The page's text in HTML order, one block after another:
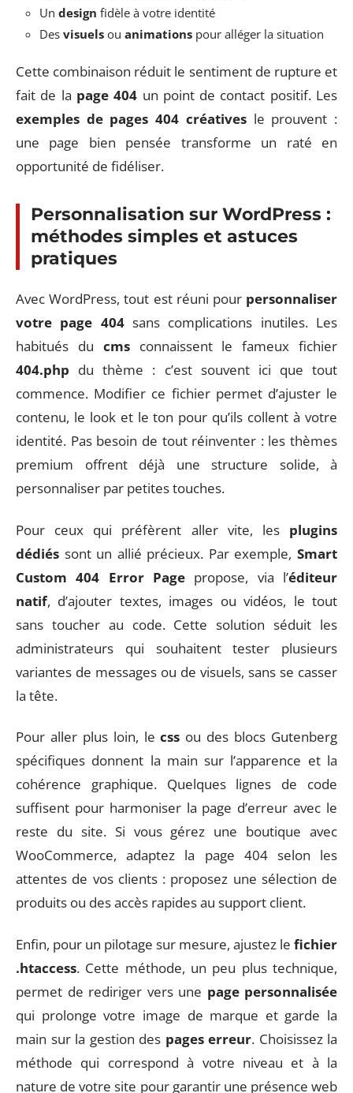
Un design fidèle à votre identité
Des visuels ou animations pour alléger la situation
Cette combinaison réduit le sentiment de rupture et
fait de la page 404 un point de contact positif. Les
exemples de pages 404 créativesle prouvent :
une page bien pensée transforme un raté en
opportunité de fidéliser.
Personnalisation sur WordPress :
méthodes simples et astuces
pratiques
Avec WordPress, tout est réuni pour personnaliser
votre page 404sans complications inutiles. Les
habitués du cmsconnaissent le fameux fichier
404.php du thème : c’est souvent ici que tout
commence. Modifier ce fichier permet d’ajuster le
contenu, le look et le ton pour qu’ils collent à votre
identité. Pas besoin de tout réinventer : les thèmes
premium offrent déjà une structure solide, à
personnaliser par petites touches.
Pour ceux qui préfèrent aller vite, les plugins
dédiés sont un allié précieux. Par exemple, Smart
Custom 404 Error Page propose, via l’éditeur
natif, d’ajouter textes, images ou vidéos, le tout
sans toucher au code. Cette solution séduit les
administrateurs qui souhaitent tester plusieurs
variantes de messages ou de visuels, sans se casser
la tête.
Pour aller plus loin, lecss ou des blocs Gutenberg
spécifiques donnent la main sur l’apparence et la
cohérence graphique. Quelques lignes de code
suffisent pour harmoniser la page d’erreur avec le
reste du site. Si vous gérez une boutique avec
WooCommerce, adaptez la page 404 selon les
attentes de vos clients : proposez une sélection de
produits ou des accès rapides au support client.
Enfin, pour un pilotage sur mesure, ajustez le fichier
.htaccess. Cette méthode, un peu plus technique,
permet de rediriger vers une page personnalisée
qui prolonge votre image de marque et garde la
main sur la gestion des pages erreur. Choisissez la
méthode qui correspond à votre niveau et à la
nature de votre site pour garantir une présence web